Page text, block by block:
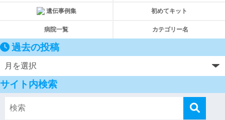
遺伝事例集 初めてキット
病院一覧 カテゴリー名
過去の投稿
サイト内検索